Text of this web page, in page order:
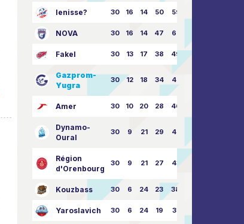
Ienisse? 30 16 14 50 59:53
NOVA 30 16 14 47 62:58
Fakel 30 13 17 38 49:62
Gazprom-
Yugra
30 12 18 34 45:63
Amer 30 10 20 28 46:73
Dynamo-
Oural
30 9 21 29 41:70
Région
d'Orenbourg
30 9 21 27 43:73
Kouzbass 30 6 24 23 38:76
Yaroslavich 30 6 24 19 31:80